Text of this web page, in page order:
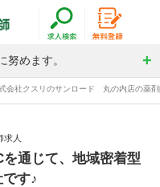
努めます。
会社クスリのサンロード 丸の内店の薬
求人
通じて、地域密着型
す♪